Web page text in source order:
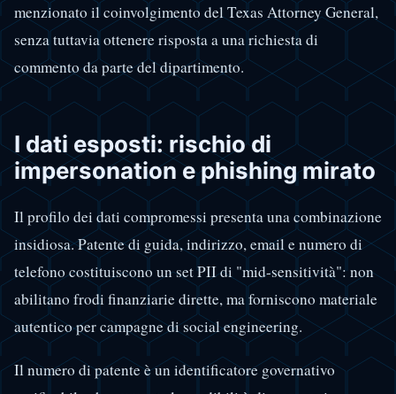
menzionato il coinvolgimento del Texas Attorney General,
senza tuttavia ottenere risposta a una richiesta di
commento da parte del dipartimento.
I dati esposti: rischio di
impersonation e phishing mirato
Il profilo dei dati compromessi presenta una combinazione
insidiosa. Patente di guida, indirizzo, email e numero di
telefono costituiscono un set PII di "mid-sensitività": non
abilitano frodi finanziarie dirette, ma forniscono materiale
autentico per campagne di social engineering.
Il numero di patente è un identificatore governativo